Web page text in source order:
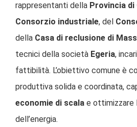
rappresentanti della Provincia
Consorzio industriale, del
della Casa di reclusione di
tecnici della società Egeria,
fattibilità. L’obiettivo comune è
produttiva solida e coordinata,
economie di scala e ottimizzare
dell’energia.